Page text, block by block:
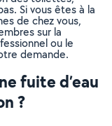
Si vous êtes à la
de chez vous,
sur la
ou le
demande.
fuite d’eau
?